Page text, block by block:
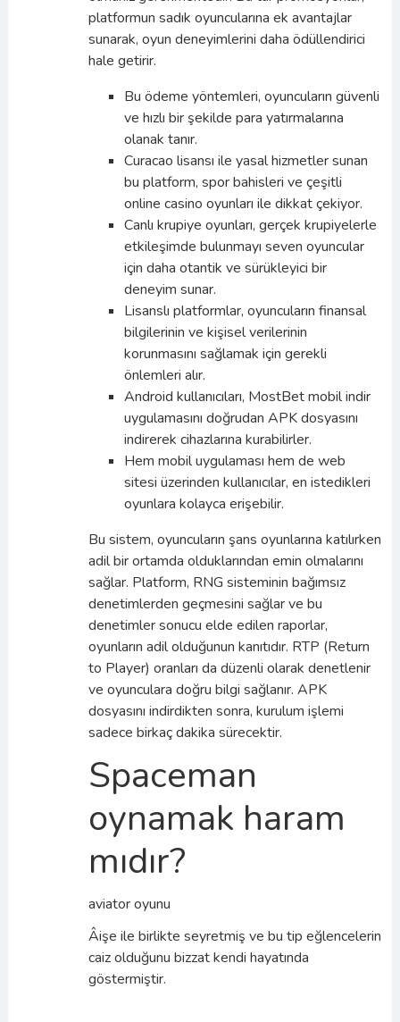
platformun sadık oyuncularına ek avantajlar
sunarak, oyun deneyimlerini daha ödüllendirici
hale getirir.
Bu ödeme yöntemleri, oyuncuların güvenli
ve hızlı bir şekilde para yatırmalarına
olanak tanır.
Curacao lisansı ile yasal hizmetler sunan
bu platform, spor bahisleri ve çeşitli
online casino oyunları ile dikkat çekiyor.
Canlı krupiye oyunları, gerçek krupiyelerle
etkileşimde bulunmayı seven oyuncular
için daha otantik ve sürükleyici bir
deneyim sunar.
Lisanslı platformlar, oyuncuların finansal
bilgilerinin ve kişisel verilerinin
korunmasını sağlamak için gerekli
önlemleri alır.
Android kullanıcıları, MostBet mobil indir
uygulamasını doğrudan APK dosyasını
indirerek cihazlarına kurabilirler.
Hem mobil uygulaması hem de web
sitesi üzerinden kullanıcılar, en istedikleri
oyunlara kolayca erişebilir.
Bu sistem, oyuncuların şans oyunlarına katılırken
adil bir ortamda olduklarından emin olmalarını
sağlar. Platform, RNG sisteminin bağımsız
denetimlerden geçmesini sağlar ve bu
denetimler sonucu elde edilen raporlar,
oyunların adil olduğunun kanıtıdır. RTP (Return
to Player) oranları da düzenli olarak denetlenir
ve oyunculara doğru bilgi sağlanır. APK
dosyasını indirdikten sonra, kurulum işlemi
sadece birkaç dakika sürecektir.
Spaceman
oynamak haram
mıdır?
aviator oyunu
Âişe ile birlikte seyretmiş ve bu tip eğlencelerin
caiz olduğunu bizzat kendi hayatında
göstermiştir.